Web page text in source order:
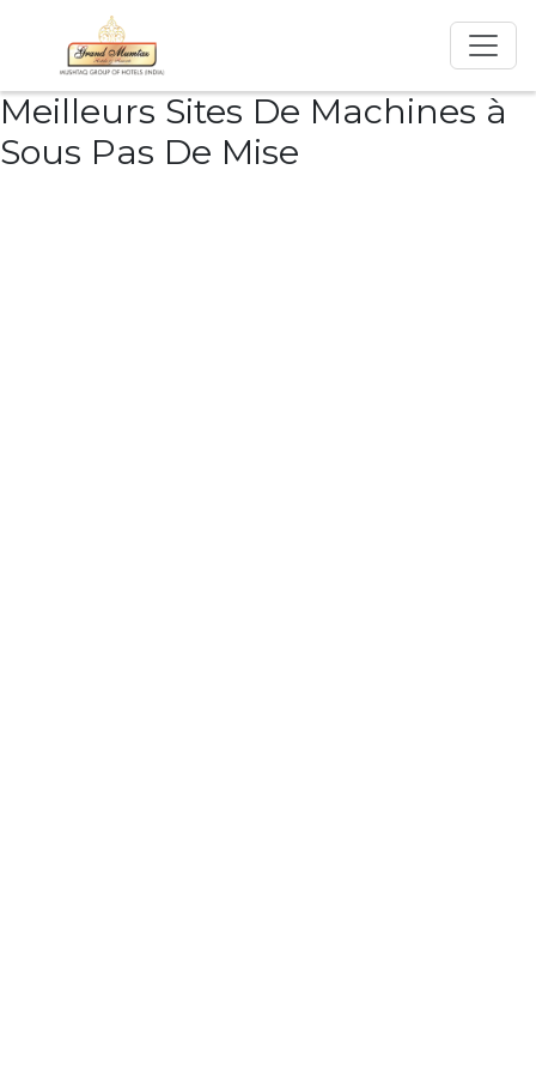
Meilleurs Sites De Machines à
Sous Pas De Mise